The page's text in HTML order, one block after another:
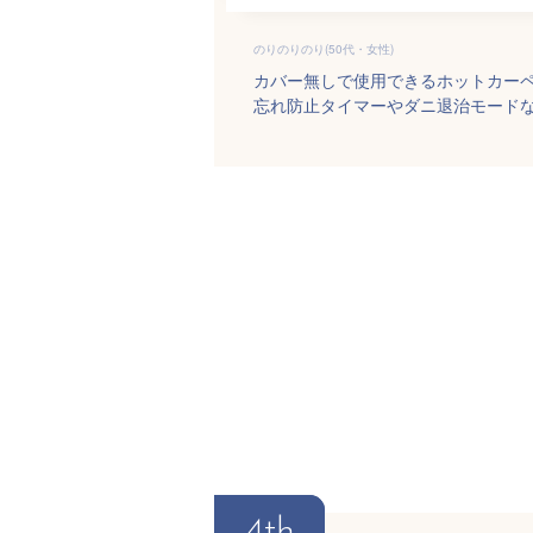
のりのりのり(50代・女性)
カバー無しで使用できるホットカー
忘れ防止タイマーやダニ退治モード